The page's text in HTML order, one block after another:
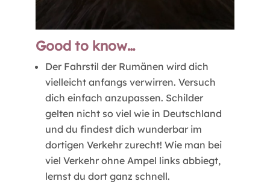
Good to know…
Der Fahrstil der Rumänen wird dich
vielleicht anfangs verwirren. Versuch
dich einfach anzupassen. Schilder
gelten nicht so viel wie in Deutschland
und du findest dich wunderbar im
dortigen Verkehr zurecht! Wie man bei
viel Verkehr ohne Ampel links abbiegt,
lernst du dort ganz schnell.